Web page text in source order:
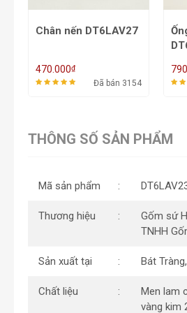
Chân nến DT6LAV27
470.000₫
Đã bán 3154
THÔNG SỐ SẢN PHẨM
Mã sản phẩm
Thương hiệu
Gốm sứ
TNHH
Sản xuất tại Bát
Chất liệu
Men lam
vàng kim